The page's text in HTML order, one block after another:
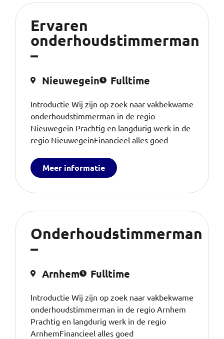
Ervaren
onderhoudstimmerman
–
Nieuwegein Fulltime
Introductie Wij zijn op zoek naar vakbekwame
onderhoudstimmerman in de regio
Nieuwegein Prachtig en langdurig werk in de
regio NieuwegeinFinancieel alles goed
Meer informatie
Onderhoudstimmerman
–
Arnhem Fulltime
Introductie Wij zijn op zoek naar vakbekwame
onderhoudstimmerman in de regio Arnhem
Prachtig en langdurig werk in de regio
ArnhemFinancieel alles goed